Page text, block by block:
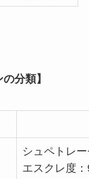
分類】
シュペトレ
エスクレ度